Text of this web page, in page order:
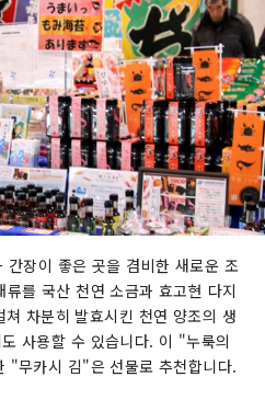
장이 좋은 곳을 겸비한 새로운 조
를 국산 천연 소금과 효고현 다지
차분히 발효시킨 천연 양조의 생
사용할 수 있습니다. 이 "누룩의
"무카시 김"은 선물로 추천합니다.